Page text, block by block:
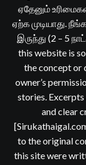
ஏதேனும்
ஏற்க முடியாது.
இருந்து (2 – 5
this website is
the concept or
owner’s
stories.
and clear
to the original
this site were